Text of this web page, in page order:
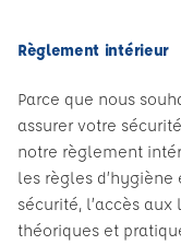
Règlement intérieur
Parce que nous
assurer votre
notre règlement
les règles
sécurité, l’accès
théoriques et